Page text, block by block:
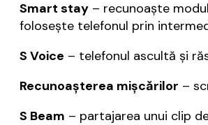
Smart stay – recunoaște
folosește telefonul prin
S Voice – telefonul ascultă și
Recunoașterea mișcărilor –
S Beam – partajarea unui clip